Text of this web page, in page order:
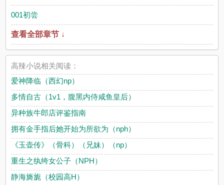
001初尝
查看全部章节 ↓
高辣小说相关阅读：
爱神降临（西幻np）
多情自古（1v1，腹黑内侍咸鱼皇后）
异种族牛郎店评鉴指南
拥有金手指后她开始为所欲为（nph）
《玉壶传》（骨科）（兄妹）（np）
重生之纨绔女公子（NPH）
静海旖旎（校园高H）